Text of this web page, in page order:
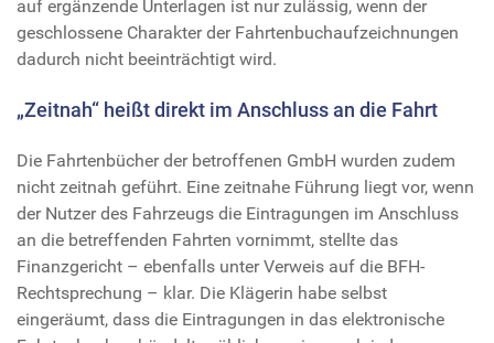
auf ergänzende Unterlagen ist nur zulässig, wenn der
geschlossene Charakter der Fahrtenbuchaufzeichnungen
dadurch nicht beeinträchtigt wird.
„Zeitnah“ heißt direkt im Anschluss an die Fahrt
Die Fahrtenbücher der betroffenen GmbH wurden zudem
nicht zeitnah geführt. Eine zeitnahe Führung liegt vor, wenn
der Nutzer des Fahrzeugs die Eintragungen im Anschluss
an die betreffenden Fahrten vornimmt, stellte das
Finanzgericht – ebenfalls unter Verweis auf die BFH-
Rechtsprechung – klar. Die Klägerin habe selbst
eingeräumt, dass die Eintragungen in das elektronische